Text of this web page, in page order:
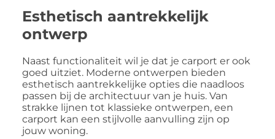
Esthetisch aantrekkelijk
ontwerp
Naast functionaliteit wil je dat je carport er ook
goed uitziet. Moderne ontwerpen bieden
esthetisch aantrekkelijke opties die naadloos
passen bij de architectuur van je huis. Van
strakke lijnen tot klassieke ontwerpen, een
carport kan een stijlvolle aanvulling zijn op
jouw woning.